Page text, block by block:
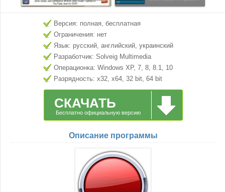
Версия: полная, бесплатная
Ограничения: нет
Язык: русский, английский, украинский
Разработчик: Solveig Multimedia
Операционка: Windows XP, 7, 8, 8.1, 10
Разрядность: x32, x64, 32 bit, 64 bit
СКАЧАТЬ
Бесплатно официальную версию
Описание программы